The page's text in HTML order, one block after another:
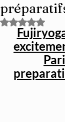
Noté NaN